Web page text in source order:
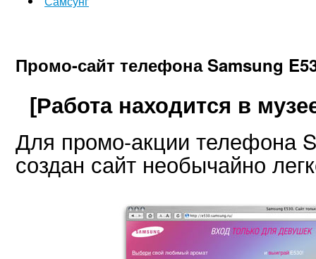
Промо-сайт телефона Samsung
[Работа находится в
Для промо-акции телефона
создан сайт необычайно